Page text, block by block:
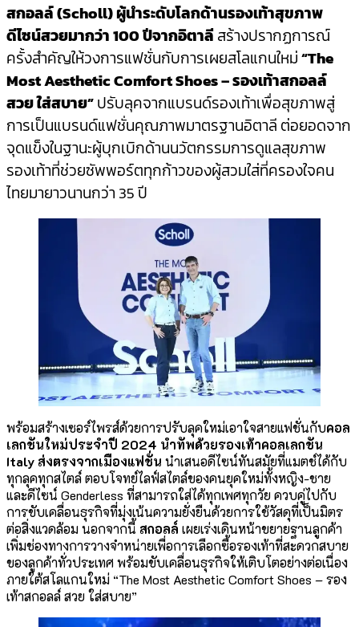
สกอลล์(Scholl)ผู้นำระดับโลกด้านรองเท้าสุขภาพ
ดีไซน์สวยมากว่า 100 ปีจากอิตาลีสร้างปรากฏการณ์
ครั้งสำคัญให้วงการแฟชั่นกับการเผยสโลแกนใหม่“The
Most Aesthetic Comfort Shoes –รองเท้าสกอลล์
สวย ใส่สบาย”ปรับลุคจากแบรนด์รองเท้าเพื่อสุขภาพสู่
การเป็นแบรนด์แฟชั่นคุณภาพมาตรฐานอิตาลี ต่อยอดจาก
จุดแข็งในฐานะผู้บุกเบิกด้านนวัตกรรมการดูแลสุขภาพ
รองเท้าที่ช่วยซัพพอร์ตทุกก้าวของผู้สวมใส่ที่ครองใจคน
ไทยมายาวนานกว่า 35 ปี
พร้อมสร้างเซอร์ไพรส์ด้วยการปรับลุคใหม่เอาใจสายแฟชั่นกับคอล
เลกชันใหม่ประจำปี 2024 นำทัพด้วยรองเท้าคอลเลกชัน
Italy ส่งตรงจากเมืองแฟชั่น นำเสนอดีไซน์ทันสมัยที่แมตช์ได้กับ
ทุกลุคทุกสไตล์ ตอบโจทย์ไลฟ์สไตล์ของคนยุคใหม่ทั้งหญิง-ชาย
และดีไซน์ Genderless ที่สามารถใส่ได้ทุกเพศทุกวัย ควบคู่ไปกับ
การขับเคลื่อนธุรกิจที่มุ่งเน้นความยั่งยืนด้วยการใช้วัสดุที่เป็นมิตร
ต่อสิ่งแวดล้อม นอกจากนี้ สกอลล์ เผยเร่งเดินหน้าขยายฐานลูกค้า
เพิ่มช่องทางการวางจำหน่ายเพื่อการเลือกซื้อรองเท้าที่สะดวกสบาย
ของลูกค้าทั่วประเทศ พร้อมขับเคลื่อนธุรกิจให้เติบโตอย่างต่อเนื่อง
ภายใต้สโลแกนใหม่ “The Most Aesthetic Comfort Shoes – รอง
เท้าสกอลล์ สวย ใส่สบาย”